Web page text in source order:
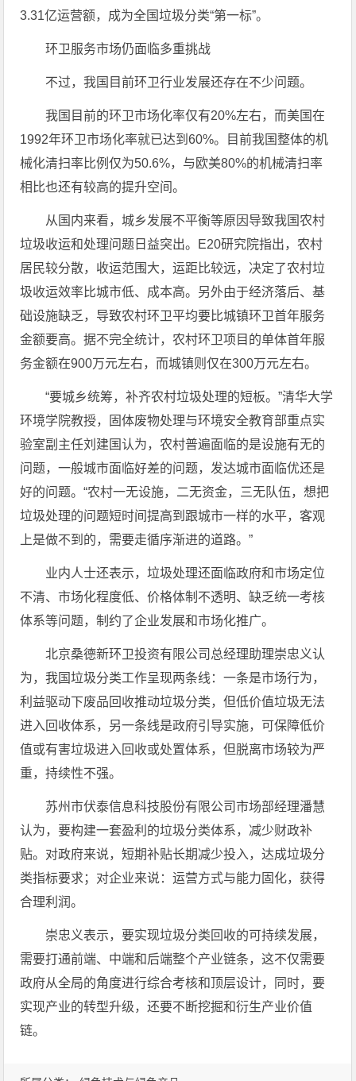
3.31亿运营额，成为全国垃圾分类“第一标”。
环卫服务市场仍面临多重挑战
不过，我国目前环卫行业发展还存在不少问题。
我国目前的环卫市场化率仅有20%左右，而美国在
1992年环卫市场化率就已达到60%。目前我国整体的机
械化清扫率比例仅为50.6%，与欧美80%的机械清扫率
相比也还有较高的提升空间。
从国内来看，城乡发展不平衡等原因导致我国农村
垃圾收运和处理问题日益突出。E20研究院指出，农村
居民较分散，收运范围大，运距比较远，决定了农村垃
圾收运效率比城市低、成本高。另外由于经济落后、基
础设施缺乏，导致农村环卫平均要比城镇环卫首年服务
金额要高。据不完全统计，农村环卫项目的单体首年服
务金额在900万元左右，而城镇则仅在300万元左右。
“要城乡统筹，补齐农村垃圾处理的短板。”清华大学
环境学院教授，固体废物处理与环境安全教育部重点实
验室副主任刘建国认为，农村普遍面临的是设施有无的
问题，一般城市面临好差的问题，发达城市面临优还是
好的问题。“农村一无设施，二无资金，三无队伍，想把
垃圾处理的问题短时间提高到跟城市一样的水平，客观
上是做不到的，需要走循序渐进的道路。”
业内人士还表示，垃圾处理还面临政府和市场定位
不清、市场化程度低、价格体制不透明、缺乏统一考核
体系等问题，制约了企业发展和市场化推广。
北京桑德新环卫投资有限公司总经理助理崇忠义认
为，我国垃圾分类工作呈现两条线：一条是市场行为，
利益驱动下废品回收推动垃圾分类，但低价值垃圾无法
进入回收体系，另一条线是政府引导实施，可保障低价
值或有害垃圾进入回收或处置体系，但脱离市场较为严
重，持续性不强。
苏州市伏泰信息科技股份有限公司市场部经理潘慧
认为，要构建一套盈利的垃圾分类体系，减少财政补
贴。对政府来说，短期补贴长期减少投入，达成垃圾分
类指标要求；对企业来说：运营方式与能力固化，获得
合理利润。
崇忠义表示，要实现垃圾分类回收的可持续发展，
需要打通前端、中端和后端整个产业链条，这不仅需要
政府从全局的角度进行综合考核和顶层设计，同时，要
实现产业的转型升级，还要不断挖掘和衍生产业价值
链。